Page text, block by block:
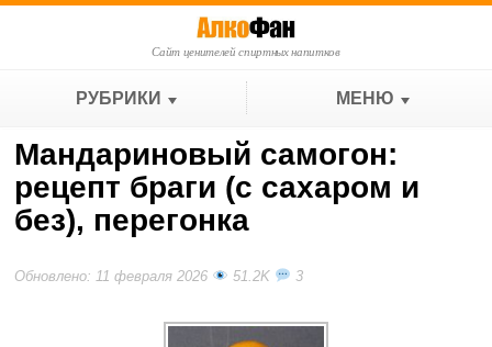
Сайт ценителей спиртных напитков
РУБРИКИ МЕНЮ
Мандариновый самогон:
рецепт браги (с сахаром и
без), перегонка
Обновлено: 11 февраля 2026 51.2K 3